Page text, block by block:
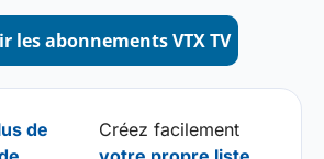
les abonnements VTX TV
de
Créez facilement